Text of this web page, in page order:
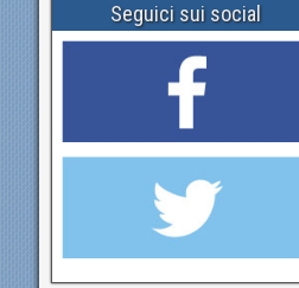
Seguici sui social